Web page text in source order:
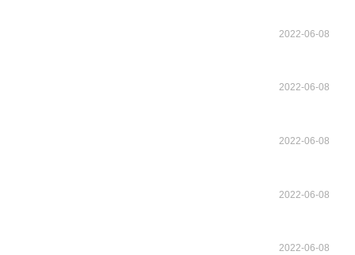
2022-06-08
2022-06-08
2022-06-08
2022-06-08
2022-06-08